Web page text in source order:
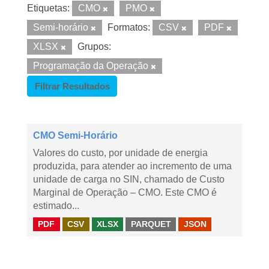
Etiquetas: CMO
PMO
Semi-horário
Formatos: CSV
PDF
XLSX
Grupos:
Programação da Operação
Filtrar Resultados
CMO Semi-Horário
Valores do custo, por unidade de energia
produzida, para atender ao incremento de uma
unidade de carga no SIN, chamado de Custo
Marginal de Operação – CMO. Este CMO é
estimado...
PDF CSV XLSX PARQUET JSON